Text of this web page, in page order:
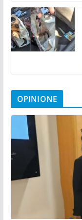
OPINIONE